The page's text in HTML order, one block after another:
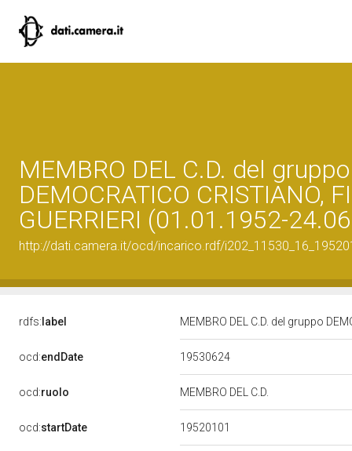
MEMBRO DEL C.D. del gruppo
DEMOCRATICO CRISTIANO,
GUERRIERI (01.01.1952-
http://dati.camera.it/ocd/incarico.rdf/
rdfs: label MEMBRO DEL C.D. del gruppo
ocd:endDate 19530624
ocd:ruolo MEMBRO DEL C.D.
ocd:startDate 19520101